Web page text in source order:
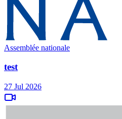
Assemblée nationale
test
27 Jul 2026